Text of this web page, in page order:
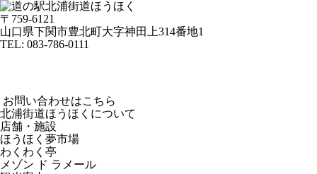
〒759-6121
山口県下関市豊北町大字神田上314番地1
TEL: 083-786-0111
お問い合わせはこちら
北浦街道ほうほくについて
店舗・施設
ほうほく夢市場
わくわく亭
メゾン ド ラメール